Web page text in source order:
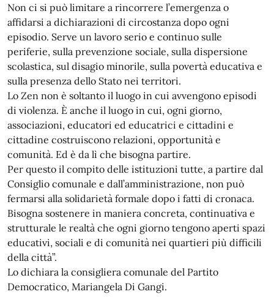
Non ci si può limitare a rincorrere l’emergenza o
affidarsi a dichiarazioni di circostanza dopo ogni
episodio. Serve un lavoro serio e continuo sulle
periferie, sulla prevenzione sociale, sulla dispersione
scolastica, sul disagio minorile, sulla povertà educativa e
sulla presenza dello Stato nei territori.
Lo Zen non è soltanto il luogo in cui avvengono episodi
di violenza. È anche il luogo in cui, ogni giorno,
associazioni, educatori ed educatrici e cittadini e
cittadine costruiscono relazioni, opportunità e
comunità. Ed è da lì che bisogna partire.
Per questo il compito delle istituzioni tutte, a partire dal
Consiglio comunale e dall’amministrazione, non può
fermarsi alla solidarietà formale dopo i fatti di cronaca.
Bisogna sostenere in maniera concreta, continuativa e
strutturale le realtà che ogni giorno tengono aperti spazi
educativi, sociali e di comunità nei quartieri più difficili
della città”.
Lo dichiara la consigliera comunale del Partito
Democratico, Mariangela Di Gangi.